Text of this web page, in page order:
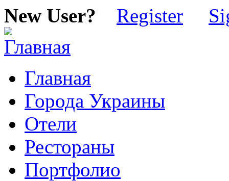
New User? Register
Главная
Города Украины
Отели
Рестораны
Портфолио